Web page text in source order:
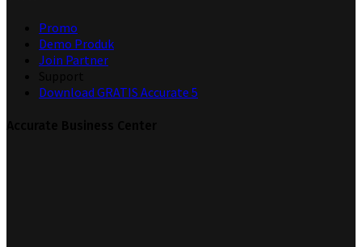
Promo
Demo Produk
Join Partner
Download GRATIS Accurate 5